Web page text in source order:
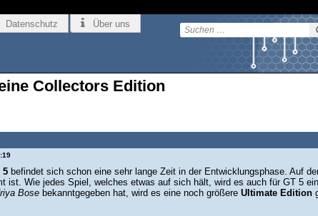
Datenschutz Über uns
Collectors Edition
5 befindet sich schon eine sehr lange Zeit in der Entwicklungsphase. Auf
ist. Wie jedes Spiel, welches etwas auf sich hält, wird es auch für GT 5
Bose bekanntgegeben hat, wird es eine noch größere Ultimate Edition